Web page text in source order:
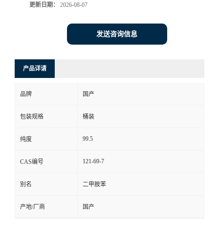
更新日期： 2026-08-07
发送咨询信息
产品详请
品牌 国产
包装规格 桶装
纯度 99.5
CAS编号 121-69-7
别名 二甲胺苯
产地/厂商 国产